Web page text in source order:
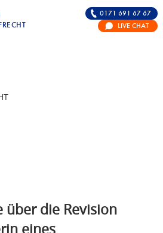
FÜR DIE
0171 691 67 67
LIVE CHAT
über die Revision
eines